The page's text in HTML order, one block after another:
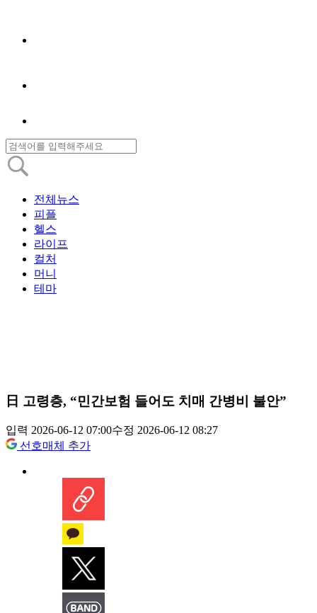
전체뉴스
피플
헬스
라이프
컬처
머니
테마
日 고령층, “민간보험 들어도 치매 간병비 불안”
입력 2026-06-12 07:00수정 2026-06-12 08:27
선호매체 추가